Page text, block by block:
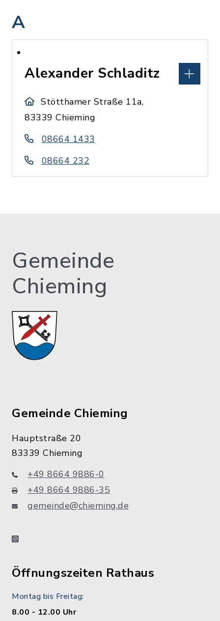
A
Alexander Schladitz
Stötthamer Straße 11a,
83339 Chieming
08664 1433
08664 232
Gemeinde
Chieming
Gemeinde Chieming
Hauptstraße 20
83339 Chieming
+49 8664 9886-0
+49 8664 9886-35
gemeinde@chieming.de
instagram
Öffnungszeiten Rathaus
Montag bis Freitag:
8.00 - 12.00 Uhr